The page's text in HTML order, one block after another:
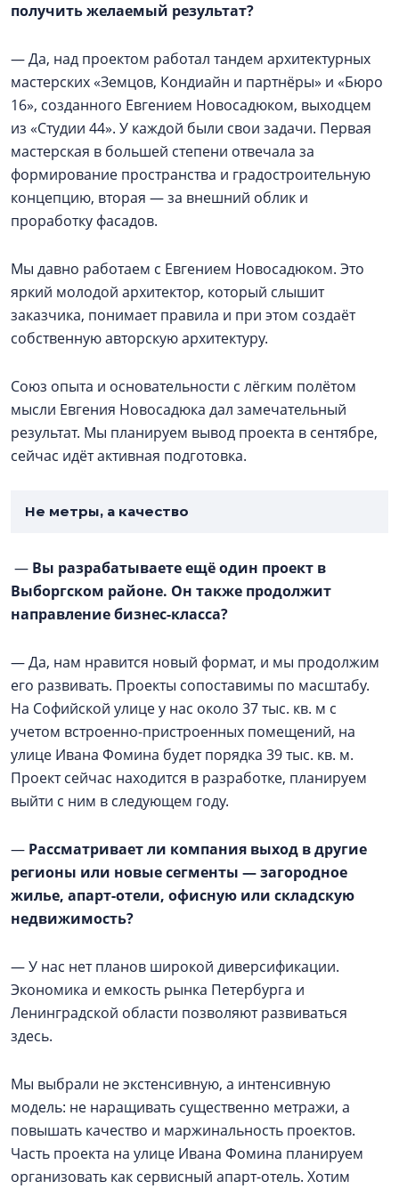
получить желаемый результат?
— Да, над проектом работал тандем архитектурных
мастерских «Земцов, Кондиайн и партнёры» и «Бюро
16», созданного Евгением Новосадюком, выходцем
из «Студии 44». У каждой были свои задачи. Первая
мастерская в большей степени отвечала за
формирование пространства и градостроительную
концепцию, вторая — за внешний облик и
проработку фасадов.
Мы давно работаем с Евгением Новосадюком. Это
яркий молодой архитектор, который слышит
заказчика, понимает правила и при этом создаёт
собственную авторскую архитектуру.
Союз опыта и основательности с лёгким полётом
мысли Евгения Новосадюка дал замечательный
результат. Мы планируем вывод проекта в сентябре,
сейчас идёт активная подготовка.
Не метры, а качество
— Вы разрабатываете ещё один проект в
Выборгском районе. Он также продолжит
направление бизнес-класса?
— Да, нам нравится новый формат, и мы продолжим
его развивать. Проекты сопоставимы по масштабу.
На Софийской улице у нас около 37 тыс. кв. м с
учетом встроенно-пристроенных помещений, на
улице Ивана Фомина будет порядка 39 тыс. кв. м.
Проект сейчас находится в разработке, планируем
выйти с ним в следующем году.
— Рассматривает ли компания выход в другие
регионы или новые сегменты — загородное
жилье, апарт-отели, офисную или складскую
недвижимость?
— У нас нет планов широкой диверсификации.
Экономика и емкость рынка Петербурга и
Ленинградской области позволяют развиваться
здесь.
Мы выбрали не экстенсивную, а интенсивную
модель: не наращивать существенно метражи, а
повышать качество и маржинальность проектов.
Часть проекта на улице Ивана Фомина планируем
организовать как сервисный апарт-отель. Хотим